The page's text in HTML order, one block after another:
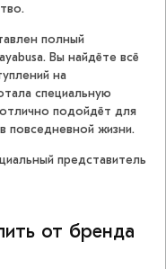
полный
Вы найдёте всё
на
специальную
подойдёт для
повседневной жизни.
представитель
от бренда